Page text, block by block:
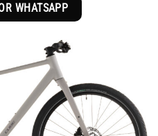
WHATSAPP